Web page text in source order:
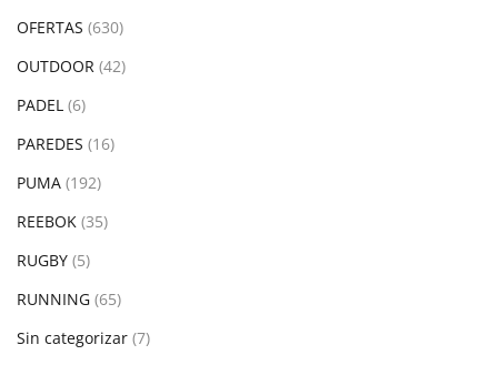
OFERTAS (630)
OUTDOOR (42)
PADEL (6)
PAREDES (16)
PUMA (192)
REEBOK (35)
RUGBY (5)
RUNNING (65)
Sin categorizar (7)